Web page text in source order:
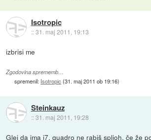
Isotropic
::31. maj 2011, 19:13
izbrisi me
Zgodovina sprememb…
spremenil: Isotropic (31. maj 2011 ob 19:16)
Steinkauz
::31. maj 2011, 19:28
Glej da ima i7, quadro ne rabiš spljoh, če že